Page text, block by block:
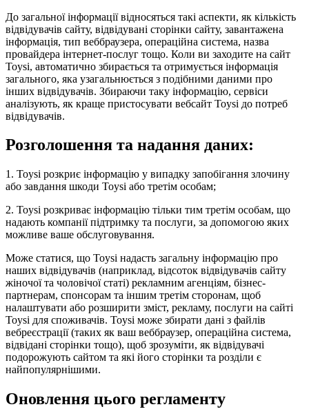
До загальної інформації відносяться такі аспекти, як кількість
відвідувачів сайту, відвідувані сторінки сайту, завантажена
інформація, тип веббраузера, операційна система, назва
провайдера інтернет-послуг тощо. Коли ви заходите на сайт
Toysi, автоматично збирається та отримується інформація
загального, яка узагальнюється з подібними даними про
інших відвідувачів. Збираючи таку інформацію, сервіси
аналізують, як краще пристосувати вебсайт Toysi до потреб
відвідувачів.
Розголошення та надання даних:
1. Toysi розкриє інформацію у випадку запобігання злочину
або завдання шкоди Toysi або третім особам;
2. Toysi розкриває інформацію тільки тим третім особам, що
надають компанії підтримку та послуги, за допомогою яких
можливе ваше обслуговування.
Може статися, що Toysi надасть загальну інформацію про
наших відвідувачів (наприклад, відсоток відвідувачів сайту
жіночої та чоловічої статі) рекламним агенціям, бізнес-
партнерам, спонсорам та іншим третім сторонам, щоб
налаштувати або розширити зміст, рекламу, послуги на сайті
Toysi для споживачів. Toysi може збирати дані з файлів
вебреєстрації (таких як ваш веббраузер, операційна система,
відвідані сторінки тощо), щоб зрозуміти, як відвідувачі
подорожують сайтом та які його сторінки та розділи є
найпопулярнішими.
Оновлення цього регламенту